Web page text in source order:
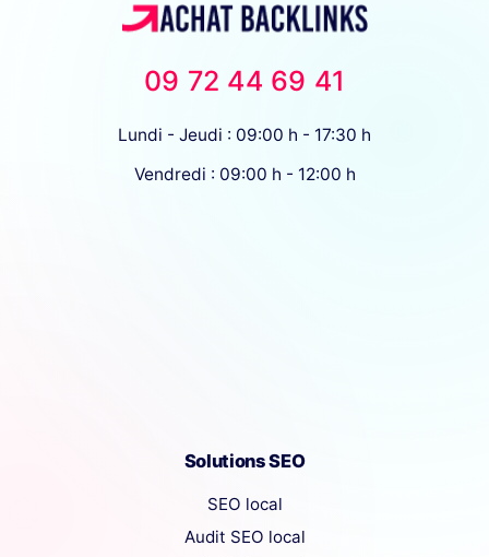
09 72 44 69 41
Lundi - Jeudi : 09:00 h - 17:30 h
Vendredi : 09:00 h - 12:00 h
Solutions SEO
SEO local
Audit SEO local